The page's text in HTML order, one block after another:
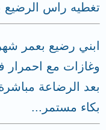
تغطيه راس الرضيع
ابني رضيع بعمر
وغازات مع احمرار
بعد الرضاعة مباشرة
بكاء مستمر...